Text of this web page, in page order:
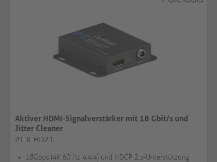
Aktiver HDMI-Signalverstärker mit 18 Gbit/s und
Jitter Cleaner
PT-R-HD21
18Gbps (4K 60 Hz 4:4:4) und HDCP 2.3-Unterstützung